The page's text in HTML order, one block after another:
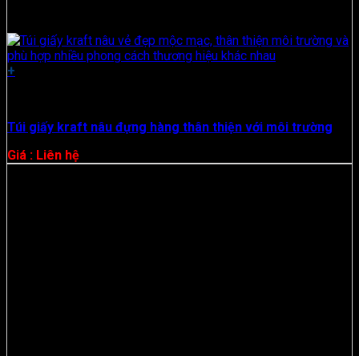
+
Túi giấy kraft nâu đựng hàng thân thiện với môi trường
Giá : Liên hệ